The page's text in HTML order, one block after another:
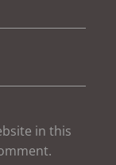
in this